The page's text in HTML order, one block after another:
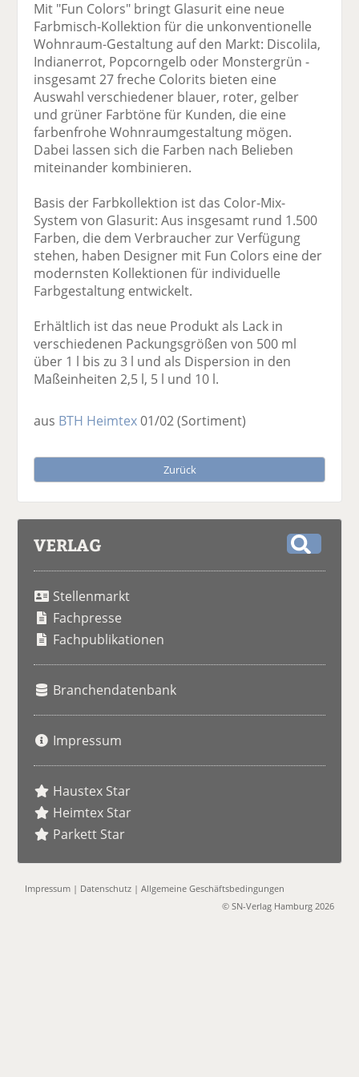
Mit "Fun Colors" bringt Glasurit eine neue
Farbmisch-Kollektion für die unkonventionelle
Wohnraum-Gestaltung auf den Markt: Discolila,
Indianerrot, Popcorngelb oder Monstergrün -
insgesamt 27 freche Colorits bieten eine
Auswahl verschiedener blauer, roter, gelber
und grüner Farbtöne für Kunden, die eine
farbenfrohe Wohnraumgestaltung mögen.
Dabei lassen sich die Farben nach Belieben
miteinander kombinieren.
Basis der Farbkollektion ist das Color-Mix-
System von Glasurit: Aus insgesamt rund 1.500
Farben, die dem Verbraucher zur Verfügung
stehen, haben Designer mit Fun Colors eine der
modernsten Kollektionen für individuelle
Farbgestaltung entwickelt.
Erhältlich ist das neue Produkt als Lack in
verschiedenen Packungsgrößen von 500 ml
über 1 l bis zu 3 l und als Dispersion in den
Maßeinheiten 2,5 l, 5 l und 10 l.
aus BTH Heimtex01/02(Sortiment)
Zurück
VERLAG
Stellenmarkt
Fachpresse
Fachpublikationen
Branchendatenbank
Impressum
Haustex Star
Heimtex Star
Parkett Star
Impressum | Datenschutz |Allgemeine Geschäftsbedingungen
© SN-Verlag Hamburg 2026